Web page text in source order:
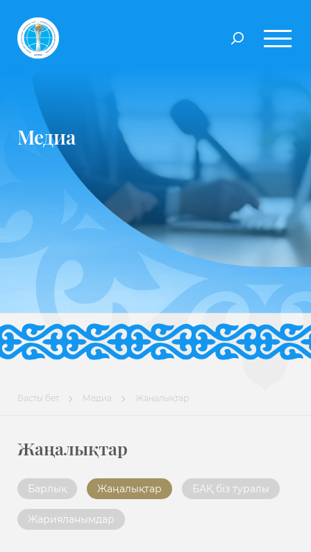
Медиа
Басты бет Медиа Жаңалықтар
Жаңалықтар
Барлық Жаңалықтар БАҚ біз туралы
Жарияланымдар